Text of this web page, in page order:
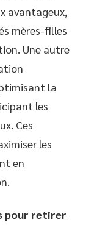
avantageux,
mères-filles
Une autre
la
les
Ces
les
en
pour retirer